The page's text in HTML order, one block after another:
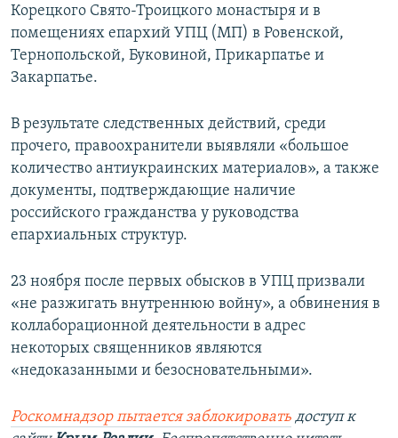
Корецкого Свято-Троицкого монастыря и в
помещениях епархий УПЦ (МП) в Ровенской,
Тернопольской, Буковиной, Прикарпатье и
Закарпатье.
В результате следственных действий, среди
прочего, правоохранители выявляли «большое
количество антиукраинских материалов», а также
документы, подтверждающие наличие
российского гражданства у руководства
епархиальных структур.
23 ноября после первых обысков в УПЦ призвали
«не разжигать внутреннюю войну», а обвинения в
коллаборационной деятельности в адрес
некоторых священников являются
«недоказанными и безосновательными».
Роскомнадзор пытается заблокировать доступ к